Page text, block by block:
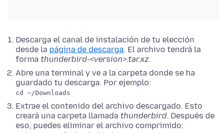
Descarga el canal de instalación de tu elección
desde la página de descarga. El archivo tendrá la
forma thunderbird-<version>.tar.xz.
Abre una terminal y ve a la carpeta donde se ha
guardado tu descarga. Por ejemplo:
cd ~/Downloads
Extrae el contenido del archivo descargado. Esto
creará una carpeta llamada thunderbird. Después de
eso, puedes eliminar el archivo comprimido: